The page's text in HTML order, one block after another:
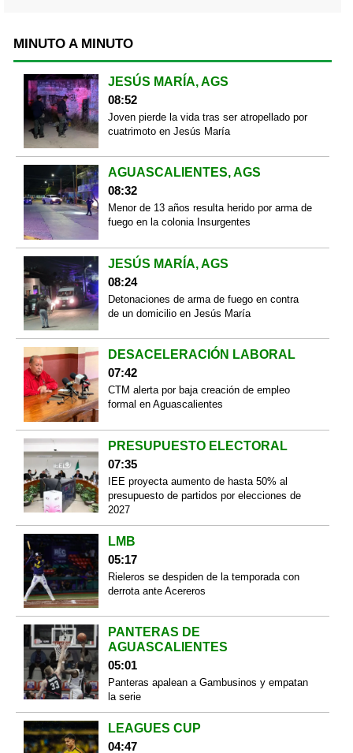
MINUTO A MINUTO
JESÚS MARÍA, AGS
08:52
Joven pierde la vida tras ser atropellado por
cuatrimoto en Jesús María
AGUASCALIENTES, AGS
08:32
Menor de 13 años resulta herido por arma de
fuego en la colonia Insurgentes
JESÚS MARÍA, AGS
08:24
Detonaciones de arma de fuego en contra
de un domicilio en Jesús María
DESACELERACIÓN LABORAL
07:42
CTM alerta por baja creación de empleo
formal en Aguascalientes
PRESUPUESTO ELECTORAL
07:35
IEE proyecta aumento de hasta 50% al
presupuesto de partidos por elecciones de
2027
LMB
05:17
Rieleros se despiden de la temporada con
derrota ante Acereros
PANTERAS DE
AGUASCALIENTES
05:01
Panteras apalean a Gambusinos y empatan
la serie
LEAGUES CUP
04:47